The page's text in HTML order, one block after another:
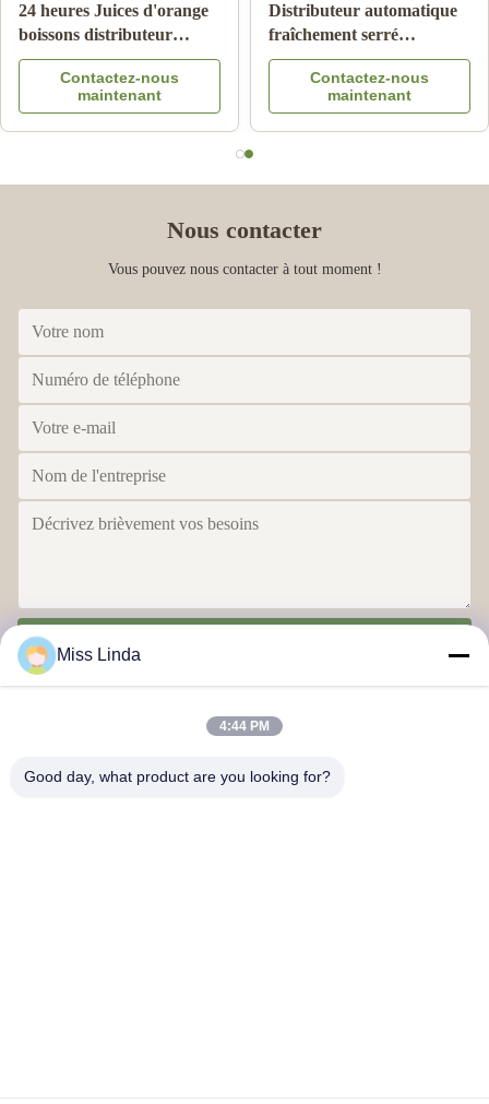
24 heures Juices d'orange
boissons distributeur
automatique
Contactez-nous
maintenant
Distributeur automatique
fraîchement serré
automatique de jus
d'orange pour le message
publicitaire
Contactez-nous
maintenant
Nous contacter
Vous pouvez nous contacter à tout moment !
Miss Linda
4:44 PM
Good day, what product are you looking for?